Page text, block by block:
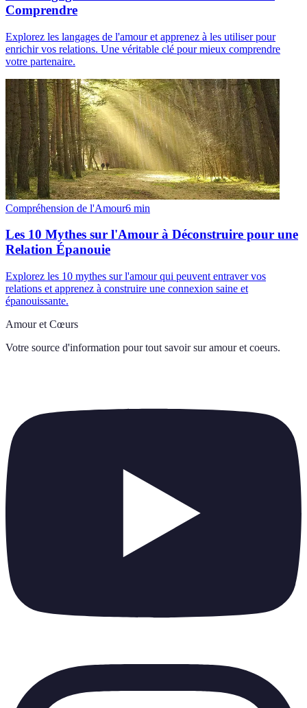
Comprendre
Explorez les langages de l'amour et apprenez à les utiliser pour
enrichir vos relations. Une véritable clé pour mieux comprendre
votre partenaire.
Compréhension de l'Amour6 min
Les 10 Mythes sur l'Amour à Déconstruire pour une
Relation Épanouie
Explorez les 10 mythes sur l'amour qui peuvent entraver vos
relations et apprenez à construire une connexion saine et
épanouissante.
Amour et Cœurs
Votre source d'information pour tout savoir sur amour et coeurs.